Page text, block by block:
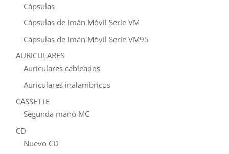
Cápsulas
Cápsulas de Imán Móvil Serie VM
Cápsulas de Imán Móvil Serie VM95
AURICULARES
Auriculares cableados
Auriculares inalambricos
CASSETTE
Segunda mano MC
CD
Nuevo CD